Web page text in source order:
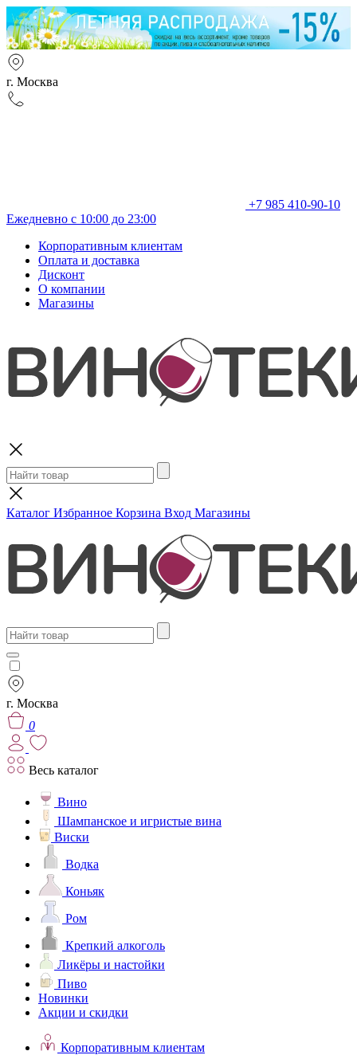
г. Москва
+7 985 410-90-10
Ежедневно с 10:00 до 23:00
Корпоративным клиентам
Оплата и доставка
Дисконт
О компании
Магазины
Каталог Избранное Корзина Вход Магазины
г. Москва
0
Весь каталог
Вино
Шампанское и игристые вина
Виски
Водка
Коньяк
Ром
Крепкий алкоголь
Ликёры и настойки
Пиво
Новинки
Акции и скидки
Корпоративным клиентам